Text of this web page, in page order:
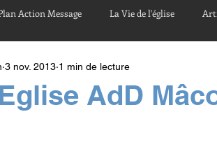
Action Message La Vie de l'église
AdD
3 nov. 2013 1 min de lecture